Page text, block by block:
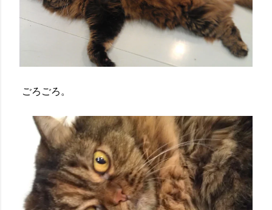
ごろごろ。